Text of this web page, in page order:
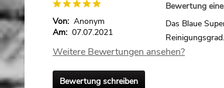
Von: Anonym
Am: 07.07.2021
Bewertung
Das Blaue
Weitere Bewertungen ansehen?
Bewertung schreiben